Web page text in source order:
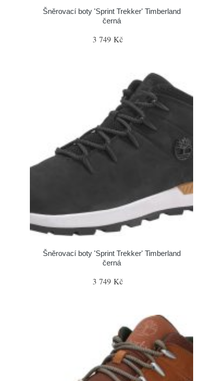
Šněrovací boty 'Sprint Trekker' Timberland
černá
3 749 Kč
Šněrovací boty 'Sprint Trekker' Timberland
černá
3 749 Kč